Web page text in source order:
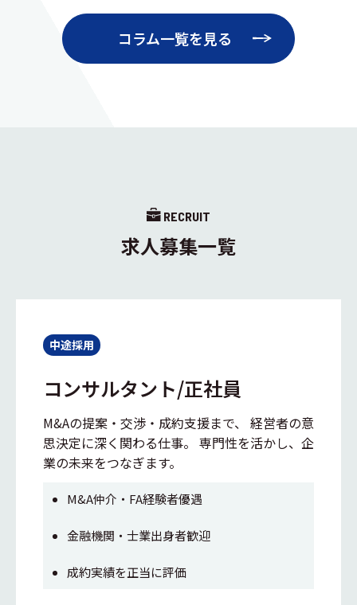
コラム一覧を見る
RECRUIT
求人募集一覧
中途採用
コンサルタント/正社員
M&Aの提案・交渉・成約支援まで、 経営者の意
思決定に深く関わる仕事。 専門性を活かし、企
業の未来をつなぎます。
M&A仲介・FA経験者優遇
金融機関・士業出身者歓迎
成約実績を正当に評価